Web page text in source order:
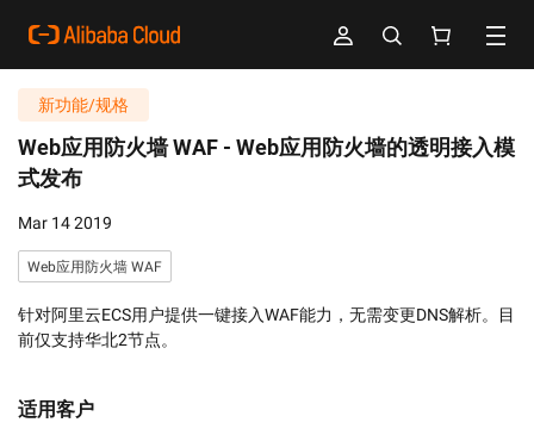
新功能/规格
Web应用防火墙 WAF - Web应用防火墙的透明接入模
式发布
Mar 14 2019
Web应用防火墙 WAF
针对阿里云ECS用户提供一键接入WAF能力，无需变更DNS解析。目
前仅支持华北2节点。
适用客户